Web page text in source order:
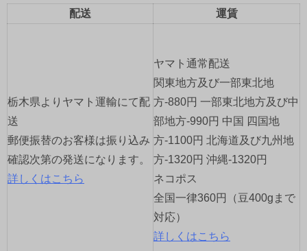
ョ
ン
配送
運賃
栃木県よりヤマト運輸にて配
送
郵便振替のお客様は振り込み
確認次第の発送になります。
詳しくはこちら
ヤマト通常配送
関東地方及び一部東北地
方-880円 一部東北地方及び中
部地方-990円 中国 四国地
方-1100円 北海道及び九州地
方-1320円 沖縄-1320円
ネコポス
全国一律360円（豆400gまで
対応）
詳しくはこちら